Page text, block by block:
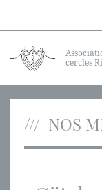
cercles
NOS